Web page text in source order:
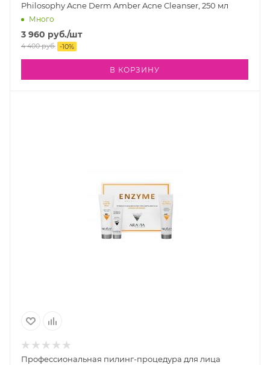
Philosophy Acne Derm Amber Acne Cleanser, 250 мл
Много
3 960 руб./шт
4 400руб. -10%
В КОРЗИНУ
Профессиональная пилинг-процедура для лица